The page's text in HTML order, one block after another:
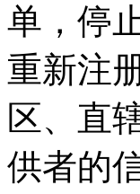
单，停
重新注
区、直
供者的